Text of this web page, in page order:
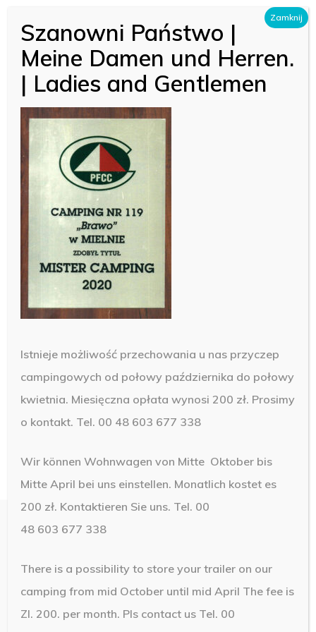
main
content
Menu
© 2019 Camping Brawo. Design byNetMedia24
Menu
Szanowni Państwo |
Meine Damen und Herren.
| Ladies and Gentlemen
Istnieje możliwość przechowania u nas przyczep
campingowych od połowy października do połowy
kwietnia. Miesięczna opłata wynosi 200 zł. Prosimy
o kontakt. Tel. 00 48 603 677 338
Wir können Wohnwagen von Mitte Oktober bis
Mitte April bei uns einstellen. Monatlich kostet es
200 zł. Kontaktieren Sie uns. Tel. 00
48 603 677 338
There is a possibility to store your trailer on our
camping from mid October until mid April The fee is
Zl. 200. per month. Pls contact us Tel. 00
Zamknij